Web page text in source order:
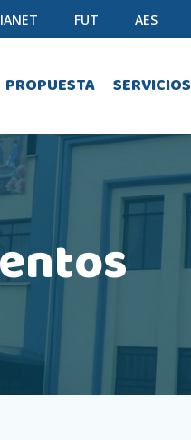
FUT AES
PROPUESTA SERVICIOS